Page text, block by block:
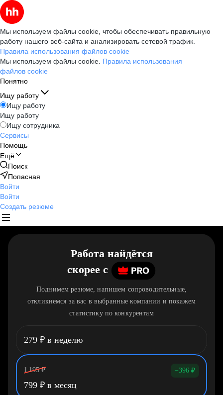
Мы используем файлы cookie, чтобы обеспечивать правильную
работу нашего веб-сайта и анализировать сетевой трафик.
Правила использования файлов cookie
Мы используем файлы cookie. Правила использования
файлов cookie
Понятно
Ищу работу
Ищу работу
Ищу работу
Ищу сотрудника
Сервисы
Помощь
Ещё
Поиск
Попасная
Войти
Войти
Создать резюме
Работа найдётся
скорее c
Поднимем резюме, напишем сопроводительные,
откликнемся за вас в выбранные компании и покажем
статистику по конкурентам
279 ₽ в неделю
1 195 ₽ −396 ₽
799 ₽ в месяц